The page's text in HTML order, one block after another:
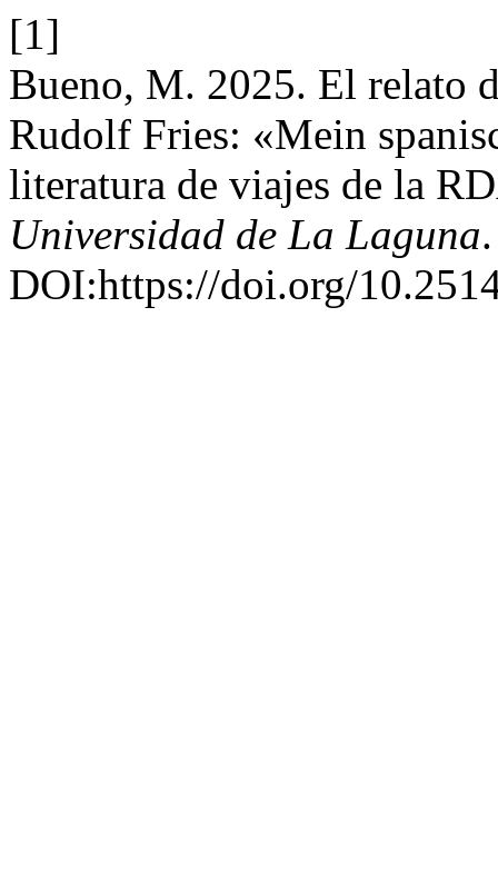
[1]
Bueno, M. 2025. El relato
Rudolf Fries: «Mein
literatura de viajes de la
Universidad de La Laguna
DOI:https://doi.org/